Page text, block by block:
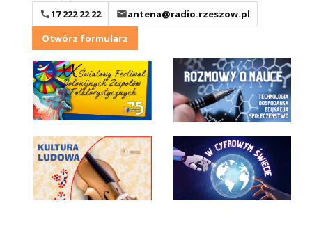
17 222 22 22
antena@radio.rzeszow.pl
Otwórz formularz